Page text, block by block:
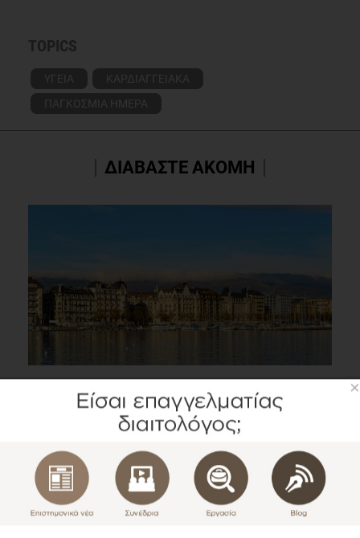
TOPICS
ΥΓΕΙΑ
ΚΑΡΔΙΑΓΓΕΙΑΚΑ
ΠΑΓΚΟΣΜΙΑ ΗΜΕΡΑ
ΔΙΑΒΑΣΤΕ ΑΚΟΜΗ
Τελευταία νέα από το 16ο Πανευρωπαϊκό Συνέδριο
Παχυσαρκίας στη Γενεύη
×